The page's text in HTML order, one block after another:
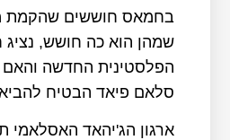
בחמאס חוששים שהקמת
שמהן הוא כה חושש,
הפלסטינית החדשה והאם
סלאם פיאד הבטיח
ארגון הג'יהאד האסלאמי